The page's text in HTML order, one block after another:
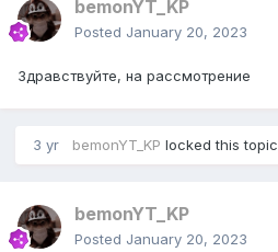
bemonYT_KP
Posted January 20, 2023
Здравствуйте, на рассмотрение
3 yr bemonYT_KP locked this topic
bemonYT_KP
Posted January 20, 2023